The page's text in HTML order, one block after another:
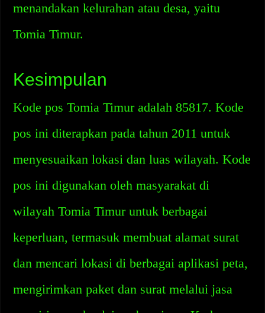
menandakan kelurahan atau desa, yaitu
Tomia Timur.
Kesimpulan
Kode pos Tomia Timur adalah 85817. Kode
pos ini diterapkan pada tahun 2011 untuk
menyesuaikan lokasi dan luas wilayah. Kode
pos ini digunakan oleh masyarakat di
wilayah Tomia Timur untuk berbagai
keperluan, termasuk membuat alamat surat
dan mencari lokasi di berbagai aplikasi peta,
mengirimkan paket dan surat melalui jasa